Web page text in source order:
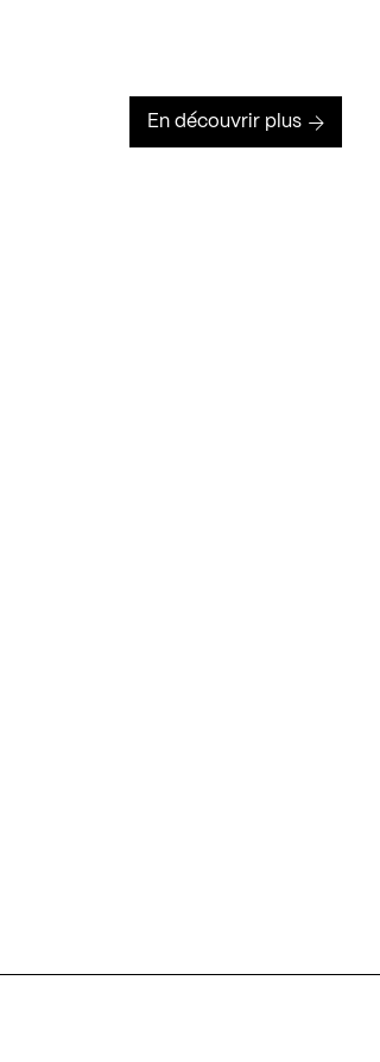
En découvrir plus